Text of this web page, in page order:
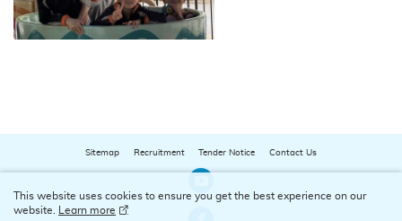
Sitemap Recruitment Tender Notice Contact Us
This website uses cookies to ensure you get the best experience on our
website.
Learn more